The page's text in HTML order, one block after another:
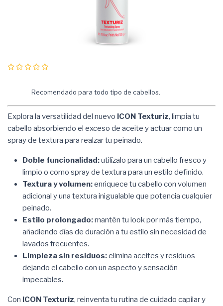
Recomendado para todo tipo de cabellos.
Explora la versatilidad del nuevo ICON Texturiz, limpia tu
cabello absorbiendo el exceso de aceite y actuar como un
spray de textura para realzar tu peinado.
Doble funcionalidad:utilízalo para un cabello fresco y
limpio o como spray de textura para un estilo definido.
Textura y volumen:enriquece tu cabello con volumen
adicional y una textura inigualable que potencia cualquier
peinado.
Estilo prolongado:mantén tu look por más tiempo,
añadiendo días de duración a tu estilo sin necesidad de
lavados frecuentes.
Limpieza sin residuos:elimina aceites y residuos
dejando el cabello con un aspecto y sensación
impecables.
Con ICON Texturiz, reinventa tu rutina de cuidado capilar y